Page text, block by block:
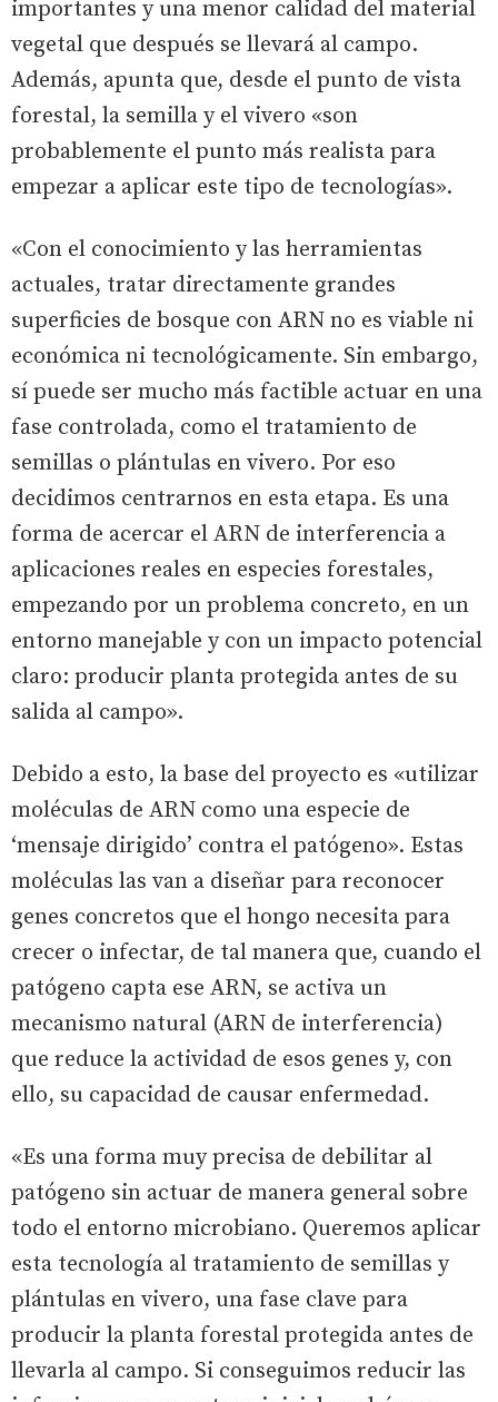
importantes y una menor calidad del material
vegetal que después se llevará al campo.
Además, apunta que, desde el punto de vista
forestal, la semilla y el vivero «son
probablemente el punto más realista para
empezar a aplicar este tipo de tecnologías».
«Con el conocimiento y las herramientas
actuales, tratar directamente grandes
superficies de bosque con ARN no es viable ni
económica ni tecnológicamente. Sin embargo,
sí puede ser mucho más factible actuar en una
fase controlada, como el tratamiento de
semillas o plántulas en vivero. Por eso
decidimos centrarnos en esta etapa. Es una
forma de acercar el ARN de interferencia a
aplicaciones reales en especies forestales,
empezando por un problema concreto, en un
entorno manejable y con un impacto potencial
claro: producir planta protegida antes de su
salida al campo».
Debido a esto, la base del proyecto es «utilizar
moléculas de ARN como una especie de
‘mensaje dirigido’ contra el patógeno». Estas
moléculas las van a diseñar para reconocer
genes concretos que el hongo necesita para
crecer o infectar, de tal manera que, cuando el
patógeno capta ese ARN, se activa un
mecanismo natural (ARN de interferencia)
que reduce la actividad de esos genes y, con
ello, su capacidad de causar enfermedad.
«Es una forma muy precisa de debilitar al
patógeno sin actuar de manera general sobre
todo el entorno microbiano. Queremos aplicar
esta tecnología al tratamiento de semillas y
plántulas en vivero, una fase clave para
producir la planta forestal protegida antes de
llevarla al campo. Si conseguimos reducir las